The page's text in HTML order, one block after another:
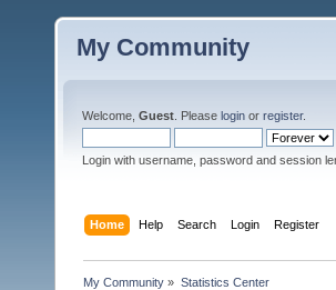
My Community
Welcome, Guest . Please login or register.
Login with username, password and session
Home Help Search Login Register
My Community » Statistics Center